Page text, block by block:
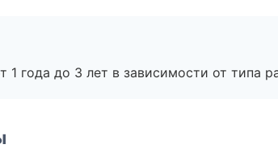
1 года до 3 лет в зависимости от типа